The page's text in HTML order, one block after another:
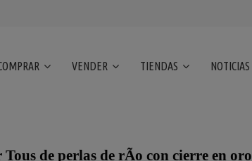
VENDER TIENDAS NOTICIAS
de perlas de rÃ­o con cierre en oro